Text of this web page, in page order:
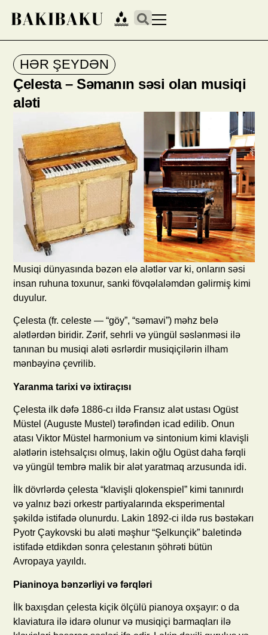
HƏR ŞEYDƏN
Çelesta – Səmanın səsi olan musiqi
aləti
Musiqi dünyasında bəzən elə alətlər var ki, onların səsi
insan ruhuna toxunur, sanki fövqəlaləmdən gəlirmiş kimi
duyulur.
Çelesta (fr. celeste — “göy”, “səmavi”) məhz belə
alətlərdən biridir. Zərif, sehrli və yüngül səslənməsi ilə
tanınan bu musiqi aləti əsrlərdir musiqiçilərin ilham
mənbəyinə çevrilib.
Yaranma tarixi və ixtiraçısı
Çelesta ilk dəfə 1886-cı ildə Fransız alət ustası Ogüst
Müstel (Auguste Mustel) tərəfindən icad edilib. Onun
atası Viktor Müstel harmonium və sintonium kimi klavişli
alətlərin istehsalçısı olmuş, lakin oğlu Ogüst daha fərqli
və yüngül tembrə malik bir alət yaratmaq arzusunda idi.
İlk dövrlərdə çelesta “klavişli qlokenspiel” kimi tanınırdı
və yalnız bəzi orkestr partiyalarında eksperimental
şəkildə istifadə olunurdu. Lakin 1892-ci ildə rus bəstəkarı
Pyotr Çaykovski bu aləti məşhur “Şelkunçik” baletində
istifadə etdikdən sonra çelestanın şöhrəti bütün
Avropaya yayıldı.
Pianinoya bənzərliyi və fərqləri
İlk baxışdan çelesta kiçik ölçülü pianoya oxşayır: o da
klaviatura ilə idarə olunur və musiqiçi barmaqları ilə